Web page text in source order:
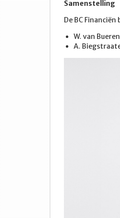
Samenstelling
De BC
W. van Bueren
A.